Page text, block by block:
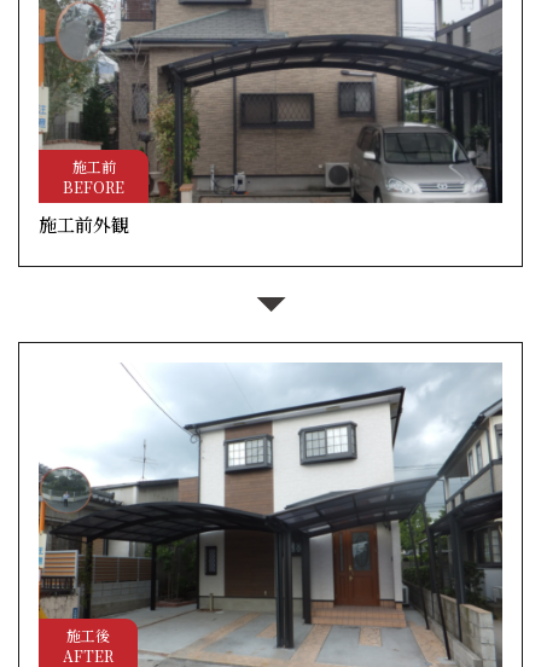
施工前
BEFORE
施工前外観
施工後
AFTER